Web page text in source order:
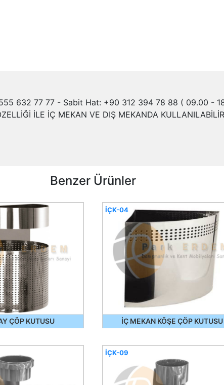
632 77 77 - Sabit Hat: +90 312 394 78 88 ( 09.00 -
İLE İÇ MEKAN VE DIŞ MEKANDA
Benzer Ürünler
ÇÖP KUTUSU İÇ MEKAN KÖŞE ÇÖP KUTUSU
İÇK-04
İÇK-09